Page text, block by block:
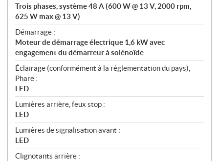
Trois phases, système 48 A (600 W @ 13 V, 2000 rpm,
625 W max @ 13 V)
Démarrage :
Moteur de démarrage électrique 1,6 kW avec
engagement du démarreur à solénoïde
Éclairage (conformément à la réglementation du pays),
Phare :
LED
Lumières arrière, feux stop :
LED
Lumières de signalisation avant :
LED
Clignotants arrière :